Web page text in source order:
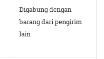
Digabung dengan
barang dari pengirim
lain